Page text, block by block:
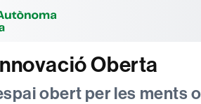
Oberta
obert per les ments